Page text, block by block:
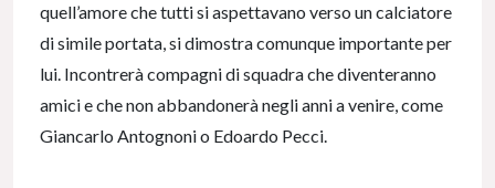
quell’amore che tutti si aspettavano verso un calciatore
di simile portata, si dimostra comunque importante per
lui. Incontrerà compagni di squadra che diventeranno
amici e che non abbandonerà negli anni a venire, come
Giancarlo Antognoni o Edoardo Pecci.